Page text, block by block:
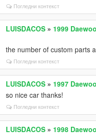
Погледни контекст
LUISDACOS » 1999
the number of custom parts
Погледни контекст
LUISDACOS » 1997
so nice car thanks!
Погледни контекст
LUISDACOS » 1998